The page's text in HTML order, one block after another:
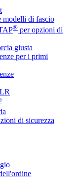
modelli di fascio
® per opzioni di
giusta
per i primi
di sicurezza